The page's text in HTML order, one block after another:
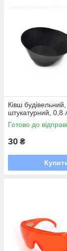
Ківш будівельний,
штукатурний, 0,8
Готово до
30 ₴